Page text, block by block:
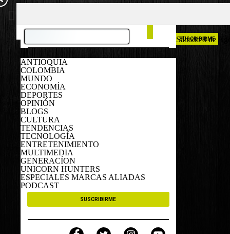
ANTIOQUIA
COLOMBIA
MUNDO
ECONOMÍA
DEPORTES
OPINIÓN
BLOGS
CULTURA
TENDENCIAS
TECNOLOGÍA
ENTRETENIMIENTO
MULTIMEDIA
GENERACÍON
UNICORN HUNTERS
ESPECIALES MARCAS ALIADAS
PODCAST
SUSCRIBIRME
Sábado 8 de
SUSCRIBIRME